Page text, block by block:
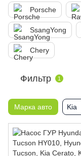
Porsche
SsangYong
Chery
Фильтр 1
Марка авто Kia